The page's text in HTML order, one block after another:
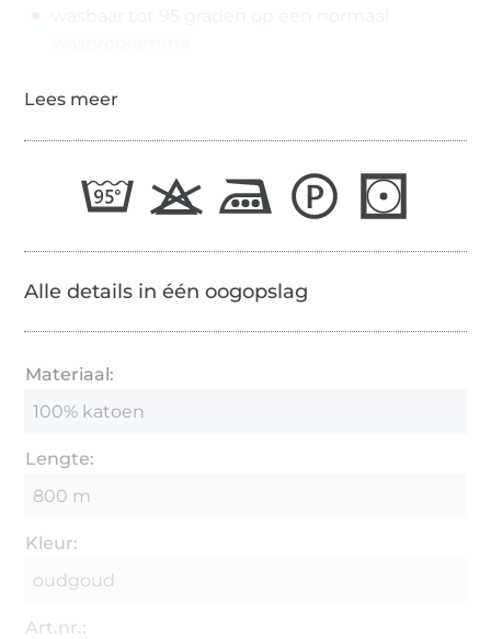
Alle details in één oogopslag
Materiaal:
100% katoen
Lengte:
800 m
Kleur:
oudgoud
Art.nr.: